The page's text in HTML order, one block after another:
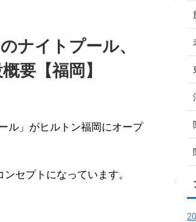
ナイトプール、
要【福岡】
ル」がヒルトン福岡にオープ
セプトになっています。